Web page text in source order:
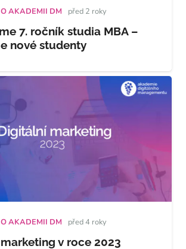
AKADEMII DM před 2 roky
7. ročník studia MBA –
nové studenty
AKADEMII DM před 4 roky
v roce 2023